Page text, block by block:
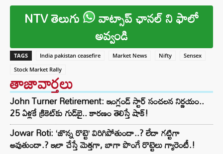
NTV తెలుగు వాట్సాప్ ఛానల్ ని ఫాలో
అవ్వండి
TAGS India pakistan ceasefire Market News Nifty
Sensex
Stock Market Rally
తాజావార్తలు
John Turner Retirement: ఇంగ్లండ్ స్టార్ సంచలన నిర్ణయం..
25 ఏళ్లకే క్రికెట్‌కు గుడ్‌బై.. కారణం తెలిస్తే షాక్!
Jowar Roti: ‘జొన్న రొట్టె’ విరిగిపోతుందా..? లేదా గట్టిగా
అవుతుందా.? ఇలా చేస్తే మెత్తగా, బాగా పొంగే రొట్టెలు గ్యారెంటీ.!